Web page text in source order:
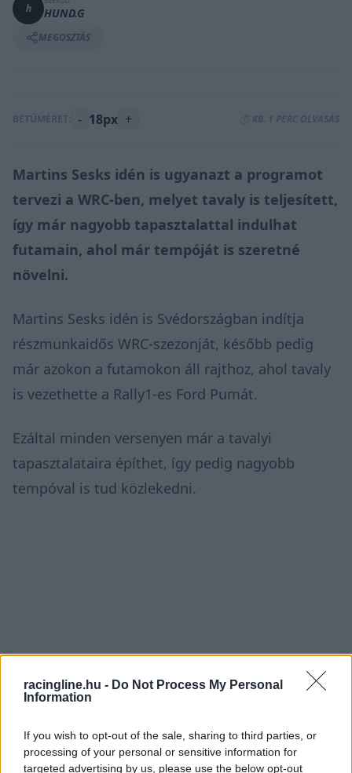
racingline.hu - Do Not Process My Personal
Information
If you wish to opt-out of the sale, sharing to third parties, or
processing of your personal or sensitive information for
targeted advertising by us, please use the below opt-out
h HUND.G
MEGOSZTÁS
BETŰMÉRET: - 18px + ⏱️ KB. 1 PERC OLVASÁS
Martins Sesks idén is ugyanazt a programot
tervezi a WRC-ben, melyet tavaly is teljesített,
így már nagyobb tapasztalattal indulhat
futamain, ahol már tempóját is szeretné
növelni.
Martins Sesks idén is Svédországban indítja
részmunkaidős WRC-szezonját, később pedig
már azokon a futamokon áll rajthoz, ahol tavaly
is vezethette a Rally1-es Ford Pumát.
Ezáltal minden versenyen már a tavalyi
tapasztalataira építhet, így pedig nagyobb
tempóval is tud közlekedni.